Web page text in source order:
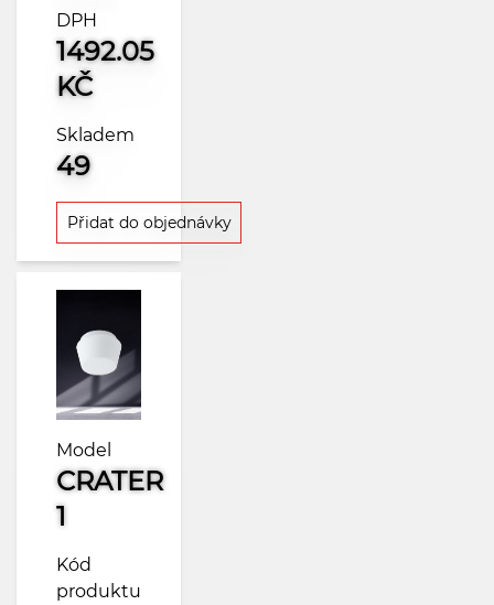
DPH
1492.05
KČ
Skladem
49
Přidat do objednávky
Model
CRATER
1
Kód
produktu